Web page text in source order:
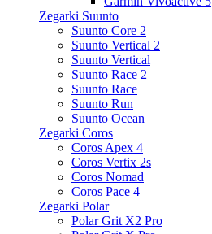
Zegarki Suunto
Suunto Core 2
Suunto Vertical 2
Suunto Vertical
Suunto Race 2
Suunto Race
Suunto Run
Suunto Ocean
Zegarki Coros
Coros Apex 4
Coros Vertix 2s
Coros Nomad
Coros Pace 4
Zegarki Polar
Polar Grit X2 Pro